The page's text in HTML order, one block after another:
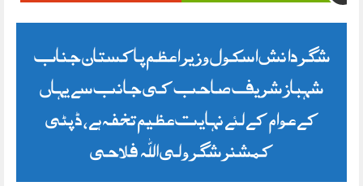
شگر دانش اسکول وزیر اعظم پاکستان جناب
شہباز شریف صاحب کی جانب سے یہاں
کے عوام کے لئے نہایت عظیم تخفہ ہے، ڈپٹی
کمشنر شگر ولی اللہ فلاحی